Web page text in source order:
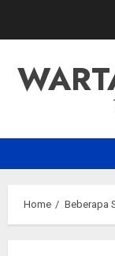
Home Beberapa